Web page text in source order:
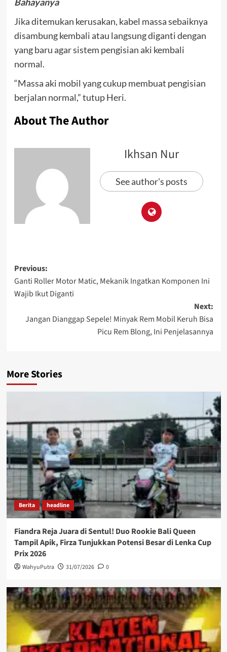
Jika ditemukan kerusakan, kabel massa sebaiknya
disambung kembali atau langsung diganti dengan
yang baru agar sistem pengisian aki kembali
normal.
“Massa aki mobil yang cukup membuat pengisian
berjalan normal,” tutup Heri.
About The Author
Ikhsan Nur
See author's posts
Previous:
Ganti Roller Motor Matic, Mekanik Ingatkan Komponen Ini
Wajib Ikut Diganti
Next:
Jangan Dianggap Sepele! Minyak Rem Mobil Keruh Bisa
Picu Rem Blong, Ini Penjelasannya
More Stories
Berita headline
Fiandra Reja Juara di Sentul! Duo Rookie Bali Queen
Tampil Apik, Firza Tunjukkan Potensi Besar di Lenka Cup
Prix 2026
WahyuPutra 31/07/2026 0